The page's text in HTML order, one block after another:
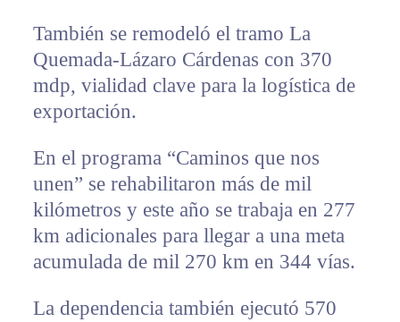
También se remodeló el tramo La
Quemada-Lázaro Cárdenas con 370
mdp, vialidad clave para la logística de
exportación.
En el programa “Caminos que nos
unen” se rehabilitaron más de mil
kilómetros y este año se trabaja en 277
km adicionales para llegar a una meta
acumulada de mil 270 km en 344 vías.
La dependencia también ejecutó 570